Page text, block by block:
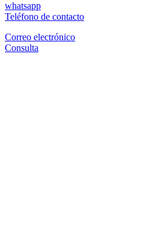
whatsapp
Teléfono de contacto
Correo electrónico
Consulta